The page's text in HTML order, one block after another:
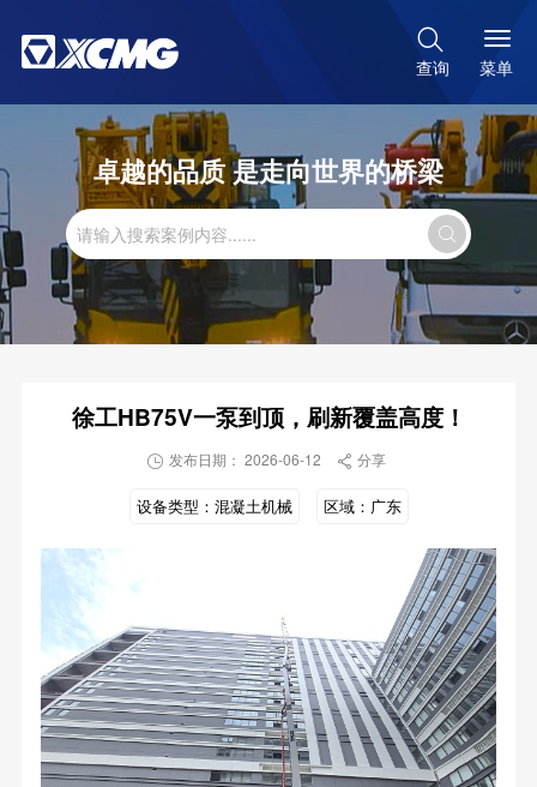

查询 菜单
卓越的品质 是走向世界的桥梁

徐工HB75V一泵到顶，刷新覆盖高度！
 发布日期： 2026-06-12  分享
设备类型： 混凝土机械 区域： 广东